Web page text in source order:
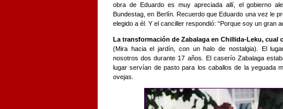
obra de Eduardo es muy apreciada allí, el gobierno
Bundestag, en Berlín. Recuerdo que Eduardo una vez le
elegido a él. Y el canciller respondió: “Porque soy un gran
La transformación de Zabalaga en Chillida-Leku, cual
(Mira hacia el jardín, con un halo de nostalgia). El
nosotros dos durante 17 años. El caserío Zabalaga
lugar servían de pasto para los caballos de la yeguada
ovejas.